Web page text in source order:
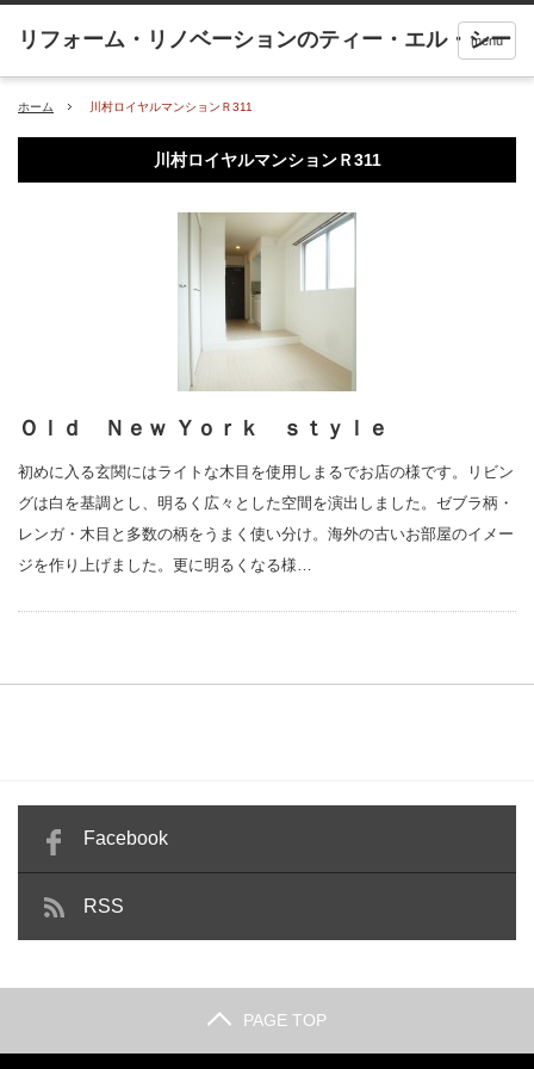
menu
ホーム 川村ロイヤルマンションＲ311
川村ロイヤルマンションＲ311
Ｏｌｄ Ｎｅｗ Ｙｏｒｋ ｓｔｙｌｅ
初めに入る玄関にはライトな木目を使用しまるでお店の様です。リビン
グは白を基調とし、明るく広々とした空間を演出しました。ゼブラ柄・
レンガ・木目と多数の柄をうまく使い分け。海外の古いお部屋のイメー
ジを作り上げました。更に明るくなる様…
Facebook
RSS
PAGE TOP